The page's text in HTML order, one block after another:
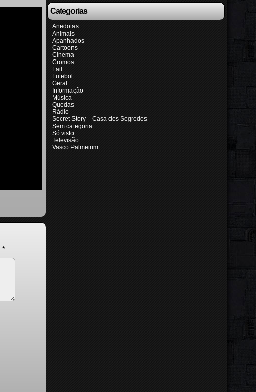
*
Categorias
Anedotas
Animais
Apanhados
Cartoons
Cinema
Cromos
Fail
Futebol
Geral
Informação
Música
Quedas
Rádio
Secret Story – Casa dos Segredos
Sem categoria
Só visto
Televisão
Vasco Palmeirim